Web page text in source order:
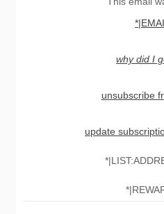
why did I
unsubscribe
update